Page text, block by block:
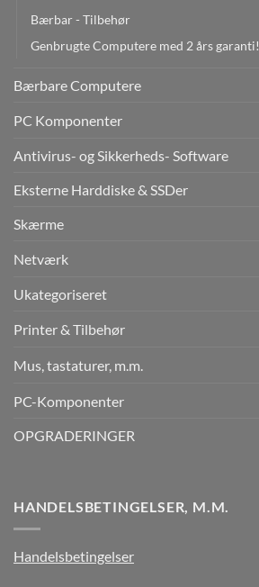
Bærbar - Tilbehør
Genbrugte Computere med 2 års garanti!
Bærbare Computere
PC Komponenter
Antivirus- og Sikkerheds- Software
Eksterne Harddiske & SSDer
Skærme
Netværk
Ukategoriseret
Printer & Tilbehør
Mus, tastaturer, m.m.
PC-Komponenter
OPGRADERINGER
HANDELSBETINGELSER, M.M.
Handelsbetingelser